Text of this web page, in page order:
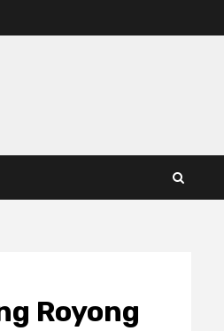
Royong